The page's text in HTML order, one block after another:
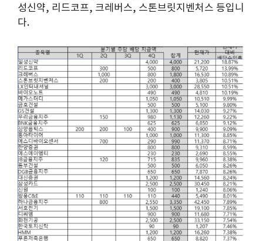
성신약, 리드코프, 크레버스, 스톤브릿지벤처스 등입니
다.